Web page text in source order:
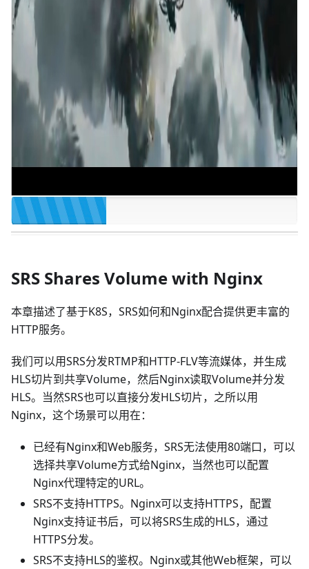
SRS Shares Volume with Nginx
本章描述了基于K8S，SRS如何和Nginx配合提供更丰富的
HTTP服务。
我们可以用SRS分发RTMP和HTTP-FLV等流媒体，并生成
HLS切片到共享Volume，然后Nginx读取Volume并分发
HLS。当然SRS也可以直接分发HLS切片，之所以用
Nginx，这个场景可以用在：
已经有Nginx和Web服务，SRS无法使用80端口，可以
选择共享Volume方式给Nginx，当然也可以配置
Nginx代理特定的URL。
SRS不支持HTTPS。Nginx可以支持HTTPS，配置
Nginx支持证书后，可以将SRS生成的HLS，通过
HTTPS分发。
SRS不支持HLS的鉴权。Nginx或其他Web框架，可以